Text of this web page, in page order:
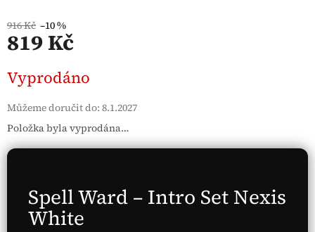
916 Kč –10 %
819 Kč
cena:
Vyprodáno
Můžeme doručit do: 8.1.2027
Položka byla vyprodána…
Spell Ward – Intro Set Nexis
White